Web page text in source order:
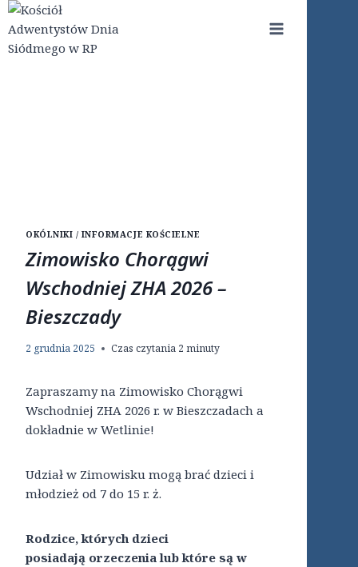
Przejdź
do
treści
OKÓLNIKI / INFORMACJE KOŚCIELNE
Zimowisko Chorągwi
Wschodniej ZHA 2026 –
Bieszczady
2 grudnia 2025 Czas czytania 2 minuty
Zapraszamy na Zimowisko Chorągwi
Wschodniej ZHA 2026 r. w Bieszczadach a
dokładnie w Wetlinie!
Udział w Zimowisku mogą brać dzieci i
młodzież od 7 do 15 r. ż.
Rodzice, których dzieci
posiadają orzeczenia lub które są w